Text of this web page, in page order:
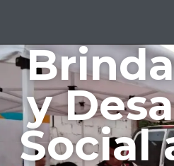
y
Social